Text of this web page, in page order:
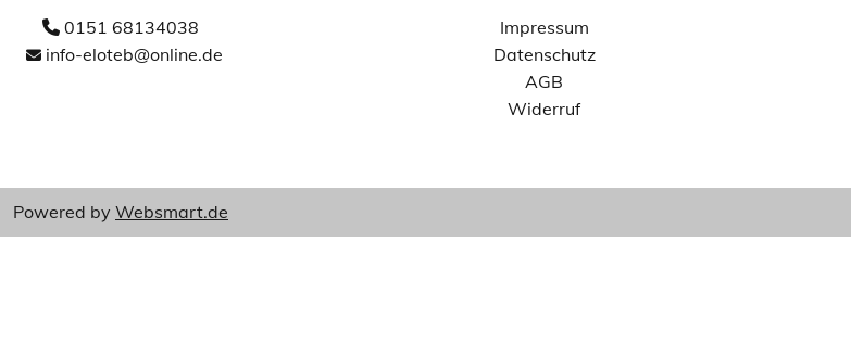
 0151 68134038
 info-eloteb@online.de
Impressum
Datenschutz
AGB
Widerruf
Powered by Websmart.de